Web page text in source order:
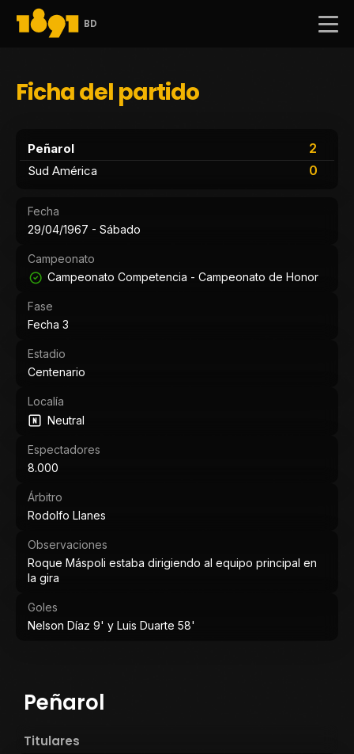
BD
Ficha del partido
Peñarol
2
0
Sud América
Fecha
29/04/1967 - Sábado
Campeonato
Campeonato Competencia - Campeonato de Honor
Fase
Fecha 3
Estadio
Centenario
Localía
Neutral
Espectadores
8.000
Árbitro
Rodolfo Llanes
Observaciones
Roque Máspoli estaba dirigiendo al equipo principal en
la gira
Goles
Nelson Díaz 9' y Luis Duarte 58'
Peñarol
Titulares